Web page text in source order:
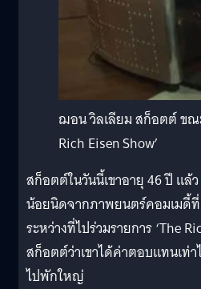
ฌอน วิลเลียม สก็อตต์ ขณ
Rich Eisen Show’
สก็อตต์ในวันนี้เขาอายุ 46 ปี แล้
น้อยนิดจากภาพยนตร์คอมเมดี้ที่
ระหว่างที่ไปร่วมรายการ ‘The
สก็อตต์ว่าเขาได้ค่าตอบแทนเท่
ไปพักใหญ่